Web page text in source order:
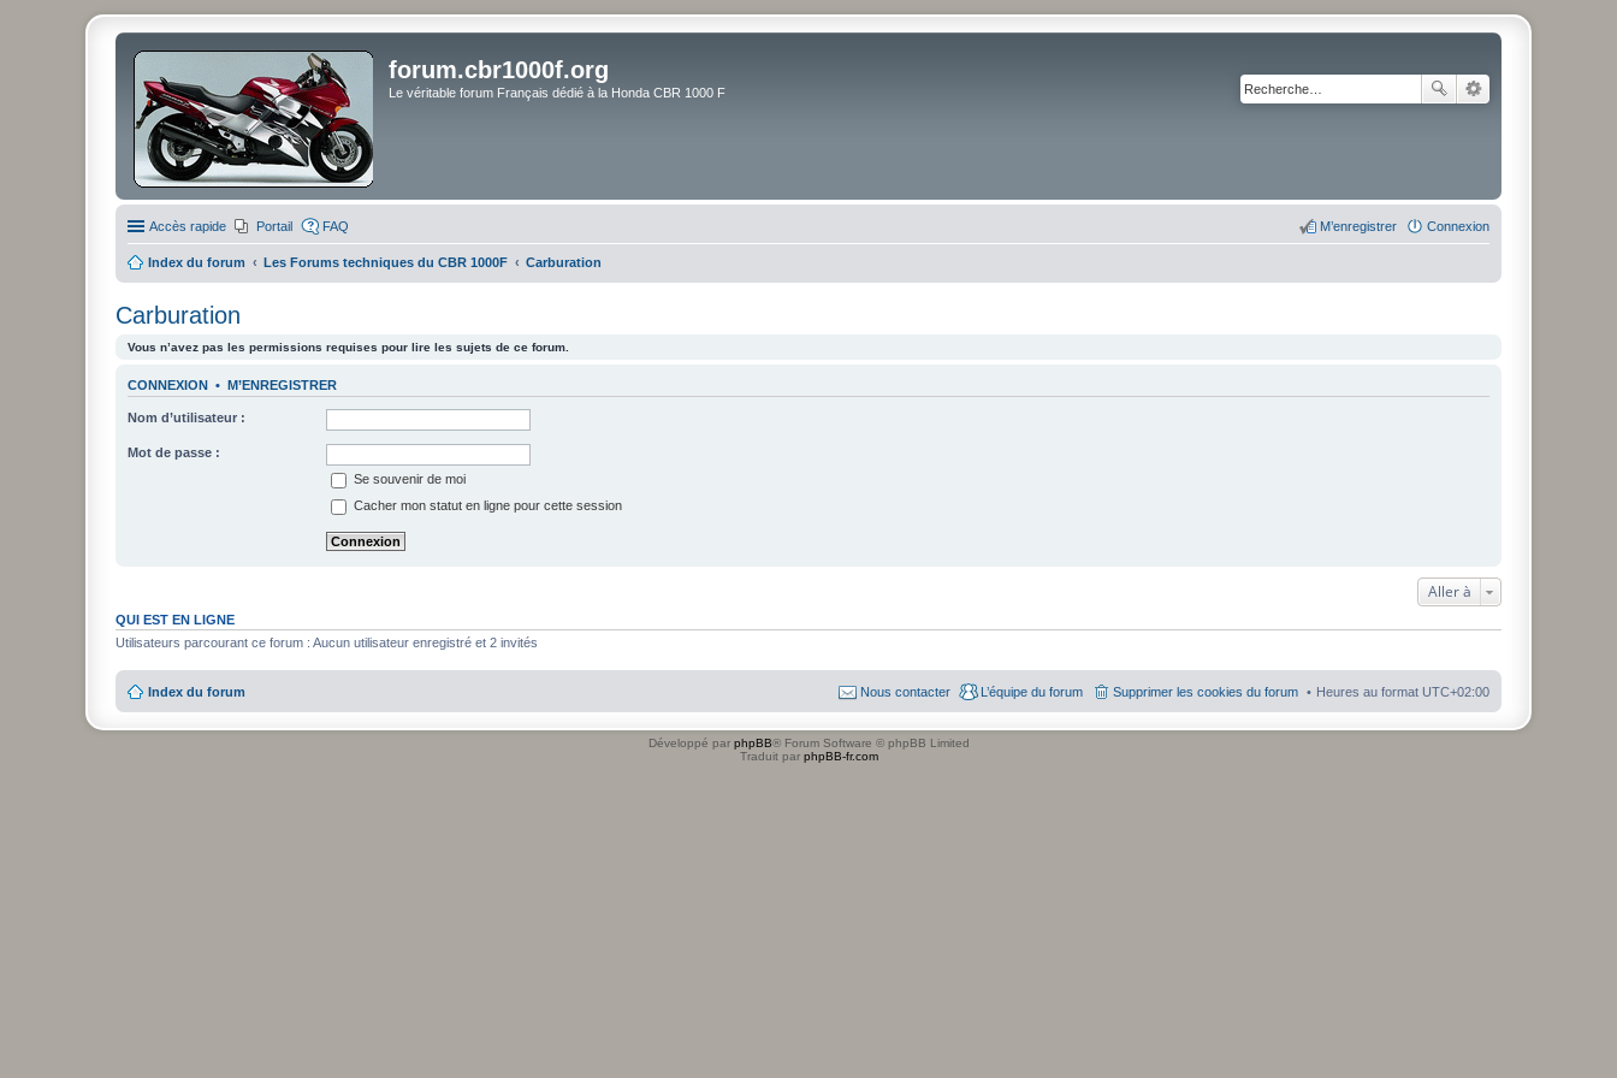
forum.cbr1000f.org
Le véritable forum Français dédié à la Honda CBR 1000 F
Accès rapide Portail FAQ Connexion
M’enregistrer
Index du forum Les Forums techniques du CBR 1000F Carburation
Carburation
Vous n’avez pas les permissions requises pour lire les sujets de ce forum.
CONNEXION • M’ENREGISTRER
Nom d’utilisateur :
Mot de passe :
Se souvenir de moi
Cacher mon statut en ligne pour cette session
Aller à
QUI EST EN LIGNE
Utilisateurs parcourant ce forum : Aucun utilisateur enregistré et 2 invités
Index du forum Heures au format UTC+02:00
Supprimer les cookies du forum
L’équipe du forum
Nous contacter
Développé par phpBB® Forum Software © phpBB Limited
Traduit par phpBB-fr.com